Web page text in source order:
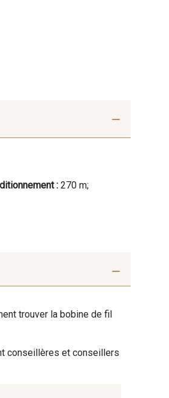
: 270 m;
trouver la bobine de fil
conseillères et conseillers